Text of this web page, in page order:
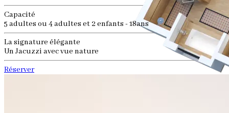
Capacité
5 adultes ou 4 adultes et 2 enfants - 18ans
La signature élégante
Un Jacuzzi avec vue nature
Réserver